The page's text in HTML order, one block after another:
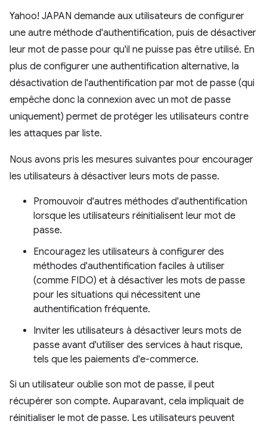
Yahoo! JAPAN demande aux utilisateurs de configurer
une autre méthode d'authentification, puis de désactiver
leur mot de passe pour qu'il ne puisse pas être utilisé. En
plus de configurer une authentification alternative, la
désactivation de l'authentification par mot de passe (qui
empêche donc la connexion avec un mot de passe
uniquement) permet de protéger les utilisateurs contre
les attaques par liste.
Nous avons pris les mesures suivantes pour encourager
les utilisateurs à désactiver leurs mots de passe.
Promouvoir d'autres méthodes d'authentification
lorsque les utilisateurs réinitialisent leur mot de
passe.
Encouragez les utilisateurs à configurer des
méthodes d'authentification faciles à utiliser
(comme FIDO) et à désactiver les mots de passe
pour les situations qui nécessitent une
authentification fréquente.
Inviter les utilisateurs à désactiver leurs mots de
passe avant d'utiliser des services à haut risque,
tels que les paiements d'e-commerce.
Si un utilisateur oublie son mot de passe, il peut
récupérer son compte. Auparavant, cela impliquait de
réinitialiser le mot de passe. Les utilisateurs peuvent